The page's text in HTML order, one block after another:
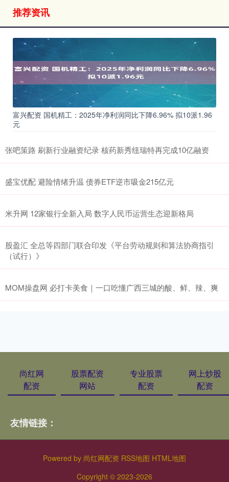
推荐资讯
富兴配资 国机精工：2025年净利润同比下降6.96% 拟10派1.96
元
张吧策路 刷新行业融资纪录 核药新秀纽瑞特再完成10亿融资
盛宝优配 避险情绪升温 债券ETF逆市吸金215亿元
米升网 12家银行全新入局 数字人民币运营生态迎新格局
股盈汇 全总等四部门联合印发《平台劳动规则和算法协商指引
（试行）》
MOM操盘网 必打卡美食｜一口吃懂广西三城的酸、鲜、辣、爽
尚红网
配资
股票配资
网站
专业股票
配资
网上炒股
配资
友情链接：
Powered by 尚红网配资 RSS地图 HTML地图
Copyright © 2023-2026